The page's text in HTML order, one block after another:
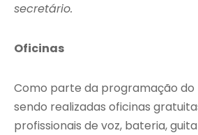
secretário.
Oficinas
Como parte da programação do
sendo realizadas oficinas
profissionais de voz, bateria,